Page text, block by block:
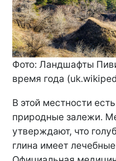
Фото: Ландшафты
время года
В этой местности
природные залежи.
утверждают, что
глина имеет